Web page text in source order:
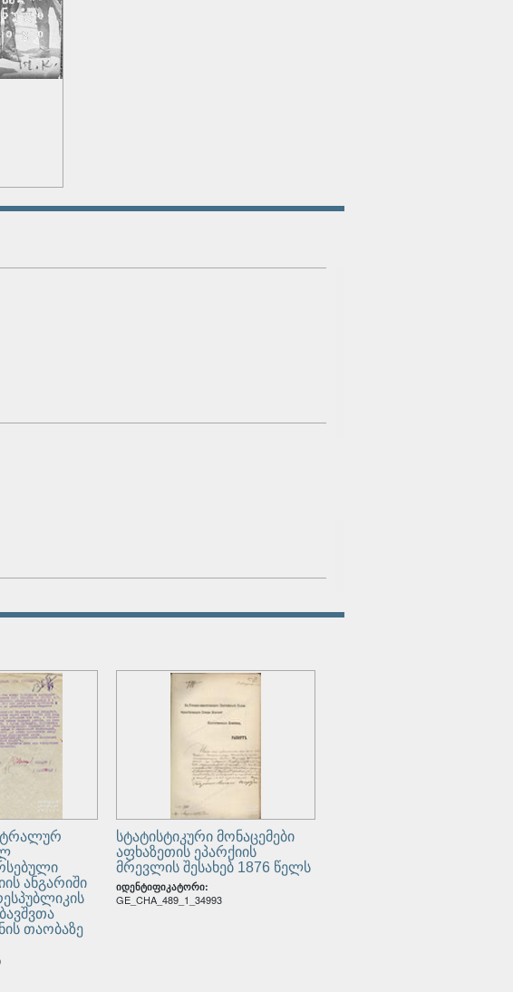
წარმოდგენის პროგრამა
(მამაკაცი)
ანგარიში
თაობაზე
სტატისტიკური მონაცემები
აფხაზეთის ეპარქიის
მრევლის შესახებ 1876 წელს
იდენტიფიკატორი:
GE_CHA_489_1_34993